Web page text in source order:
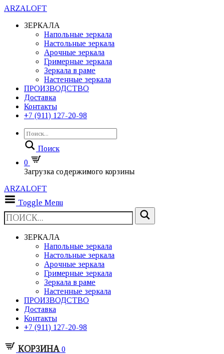
ARZALOFT
ЗЕРКАЛА
Напольные зеркала
Настольные зеркала
Арочные зеркала
Гримерные зеркала
Зеркала в раме
Настенные зеркала
ПРОИЗВОДСТВО
Доставка
Контакты
+7 (911) 127-20-98
Поиск
0
Загрузка содержимого корзины
ARZALOFT
Toggle Menu
ЗЕРКАЛА
Напольные зеркала
Настольные зеркала
Арочные зеркала
Гримерные зеркала
Зеркала в раме
Настенные зеркала
ПРОИЗВОДСТВО
Доставка
Контакты
+7 (911) 127-20-98
КОРЗИНА 0